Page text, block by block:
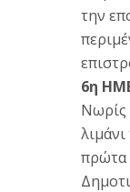
την
6η
Νωρίς
πρώτα